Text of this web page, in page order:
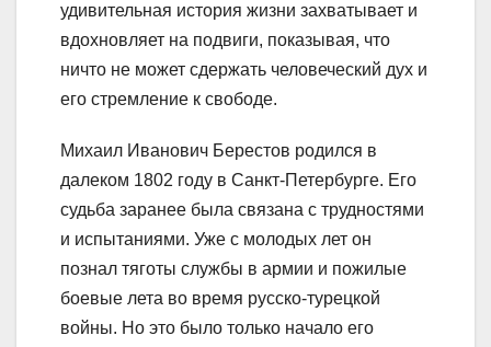
удивительная история жизни захватывает и
вдохновляет на подвиги, показывая, что
ничто не может сдержать человеческий дух и
его стремление к свободе.
Михаил Иванович Берестов родился в
далеком 1802 году в Санкт-Петербурге. Его
судьба заранее была связана с трудностями
и испытаниями. Уже с молодых лет он
познал тяготы службы в армии и пожилые
боевые лета во время русско-турецкой
войны. Но это было только начало его